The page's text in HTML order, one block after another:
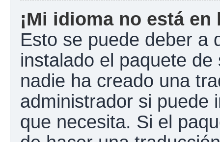
¡Mi idioma no está
Esto se puede deber a
instalado el paquete
nadie ha creado una
administrador si puede
que necesita. Si el